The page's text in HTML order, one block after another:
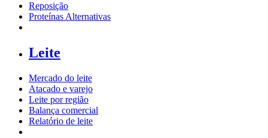
Reposição
Proteínas Alternativas
Leite
Mercado do leite
Atacado e varejo
Leite por região
Balança comercial
Relatório de leite